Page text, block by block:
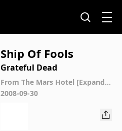
Ship Of Fools
Grateful Dead
From The Mars Hotel [Expande
d]
2008-09-30